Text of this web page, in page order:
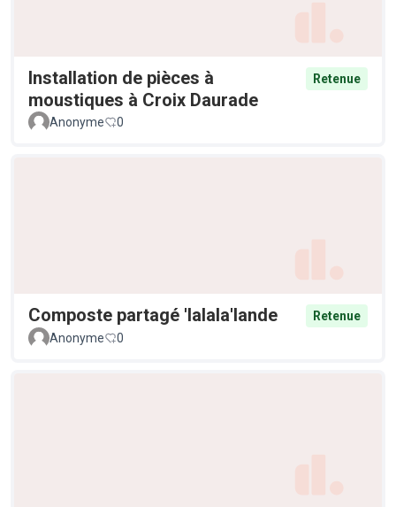
Installation de pièces à
moustiques à Croix Daurade
Retenue
Anonyme 0
Composte partagé 'lalala'lande
Retenue
Anonyme
0